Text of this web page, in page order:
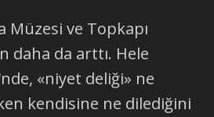
Müzesi ve Topkapı
daha da arttı. Hele
«niyet deliği» ne
kendisine ne dilediğini